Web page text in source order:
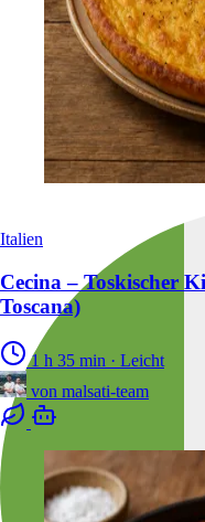
Italien
Cecina – Toskischer
Toscana)
1 h 35 min · Leicht
von malsati-team